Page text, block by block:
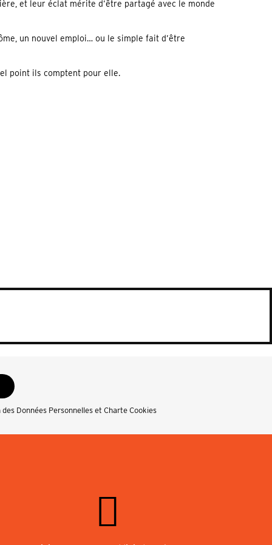
et leur éclat mérite d’être partagé avec le monde
un nouvel emploi… ou le simple fait d’être
point ils comptent pour elle.
Données Personnelles et Charte Cookies